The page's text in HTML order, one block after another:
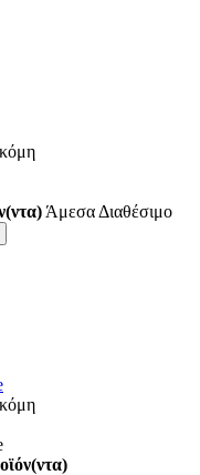
Άμεσα Διαθέσιμο